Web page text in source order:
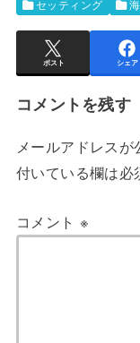
セッティング
ポスト シェア
コメントを残す
メールアドレスが
付いている欄は必
コメント ※